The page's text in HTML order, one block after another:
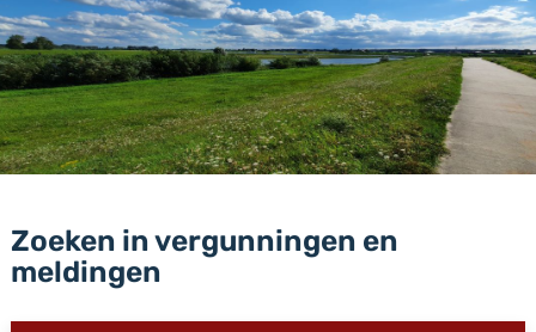
Zoeken in vergunningen en
meldingen